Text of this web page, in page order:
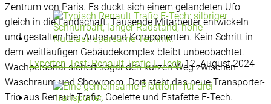
Zentrum von Paris. Es duckt sich einem gelandeten Ufo
gleich in die Landschaft. Tausende Mitarbeiter entwickeln
und gestalten hier Autos und Komponenten. Kein Schritt in
dem weitläufigen Gebäudekomplex bleibt unbeobachtet.
Wachpersonal sichert sogar den kurzen Weg zwischen
Waschraum und Showroom. Dort steht das neue Transporter-
Trio aus Renault Trafic, Goelette und Estafette E-Tech.
Experten-Test: Renault Trafic E-Tech12. August 2024